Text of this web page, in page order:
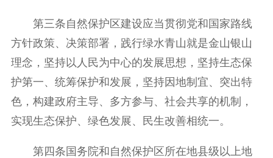
第三条自然保护区建设应当贯彻党和国家路线
方针政策、决策部署，践行绿水青山就是金山银山
理念，坚持以人民为中心的发展思想，坚持生态保
护第一、统筹保护和发展，坚持因地制宜、突出特
色，构建政府主导、多方参与、社会共享的机制，
实现生态保护、绿色发展、民生改善相统一。
第四条国务院和自然保护区所在地县级以上地